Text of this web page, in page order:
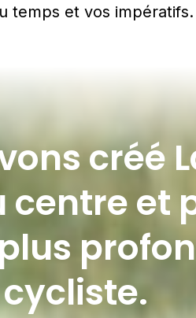
temps et vos impératifs.
créé
centre et